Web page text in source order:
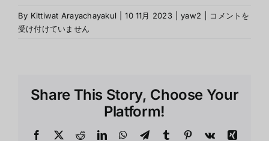
By Kittiwat Arayachayakul 10 11月 2023 yaw2
คุณสมบัติ
コメントを
受け付けていません
Share This Story, Choose Your
Platform!
Facebook
X RedditLinkedInWhatsApp
TelegramTumblr Pinterest
Vk
Xing